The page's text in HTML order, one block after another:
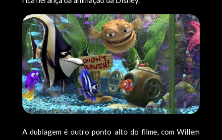
A dublagem é outro ponto alto do filme, com Willem